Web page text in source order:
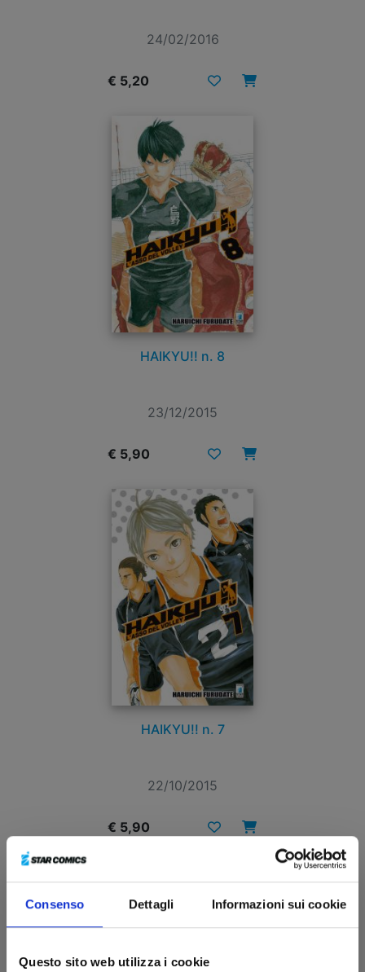
Consenso Dettagli Informazioni sui cookie
Questo sito web utilizza i cookie
24/02/2016
€ 5,20
HAIKYU!! n. 8
23/12/2015
€ 5,90
HAIKYU!! n. 7
22/10/2015
€ 5,90